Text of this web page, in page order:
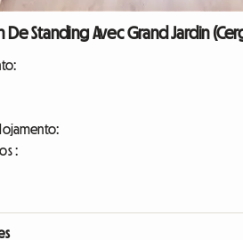
De Standing Avec Grand Jardin
: